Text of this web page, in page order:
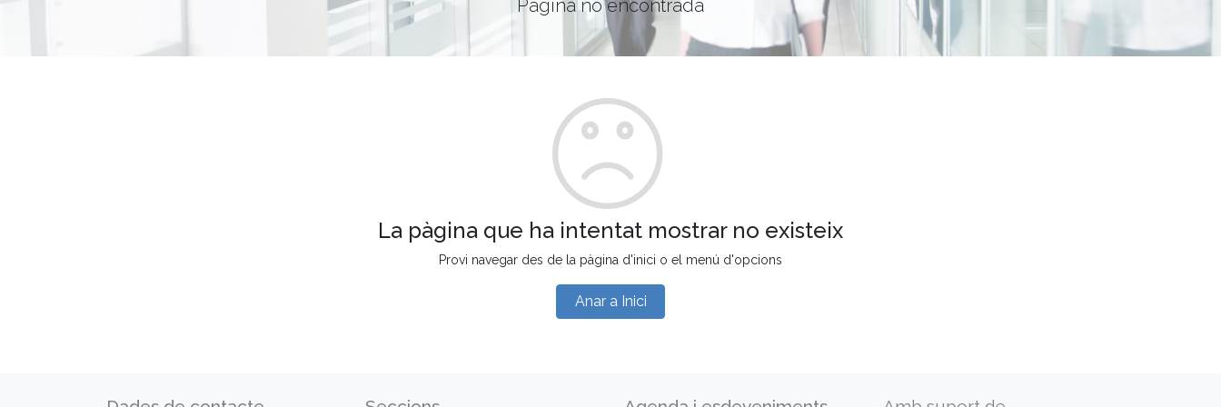
Pàgina no encontrada
La pàgina que ha intentat mostrar no existeix
Provi navegar des de la pàgina d'inici o el menú d'opcions
Anar a Inici